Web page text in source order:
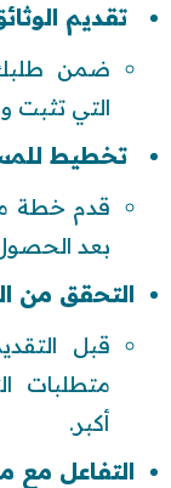
تقديم
ضمن
التي تثبت
تخطيط
قدم خطة
بعد
التحقق من
قبل
متطلبات
أكبر.
التفاعل مع